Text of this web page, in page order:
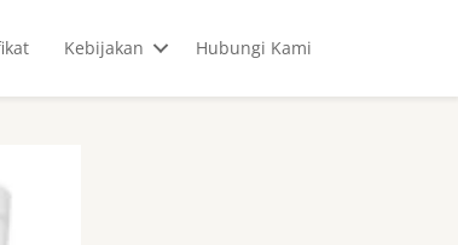
Kebijakan Hubungi Kami